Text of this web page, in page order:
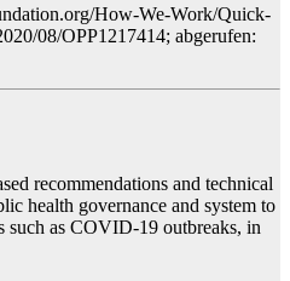
How-We-Work/Quick-
08/OPP1217414; abgerufen:
recommendations and technical
health governance and system to
such as COVID-19 outbreaks, in